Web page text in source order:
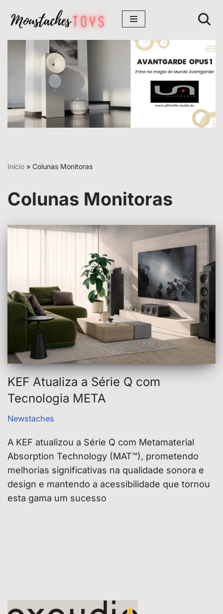
Avançar
para
conteúdo
Início » Colunas Monitoras
Colunas Monitoras
KEF Atualiza a Série Q com
Tecnologia META
Newstaches
A KEF atualizou a Série Q com Metamaterial
Absorption Technology (MAT™), prometendo
melhorias significativas na qualidade sonora e
design e mantendo a acessibilidade que tornou
esta gama um sucesso